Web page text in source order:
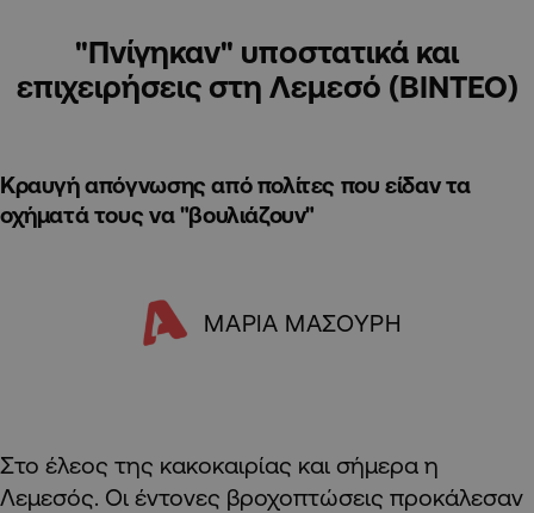
"Πνίγηκαν" υποστατικά και
επιχειρήσεις στη Λεμεσό (ΒΙΝΤΕΟ)
Κραυγή απόγνωσης από πολίτες που είδαν τα
οχήματά τους να "βουλιάζουν"
ΜΑΡΙΑ ΜΑΣΟΥΡΗ
Στο έλεος της κακοκαιρίας και σήμερα η
Λεμεσός. Οι έντονες βροχοπτώσεις προκάλεσαν